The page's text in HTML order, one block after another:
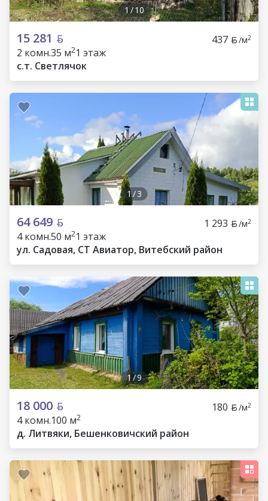
1/10
15 281 437 /м2
2 комн.35 м21 этаж
с.т. Светлячок
1/3
64 649 1 293 /м2
4 комн.50 м21 этаж
ул. Садовая, СТ Авиатор, Витебский район
1/9
18 000 180 /м2
4 комн.100 м2
д. Литвяки, Бешенковичский район